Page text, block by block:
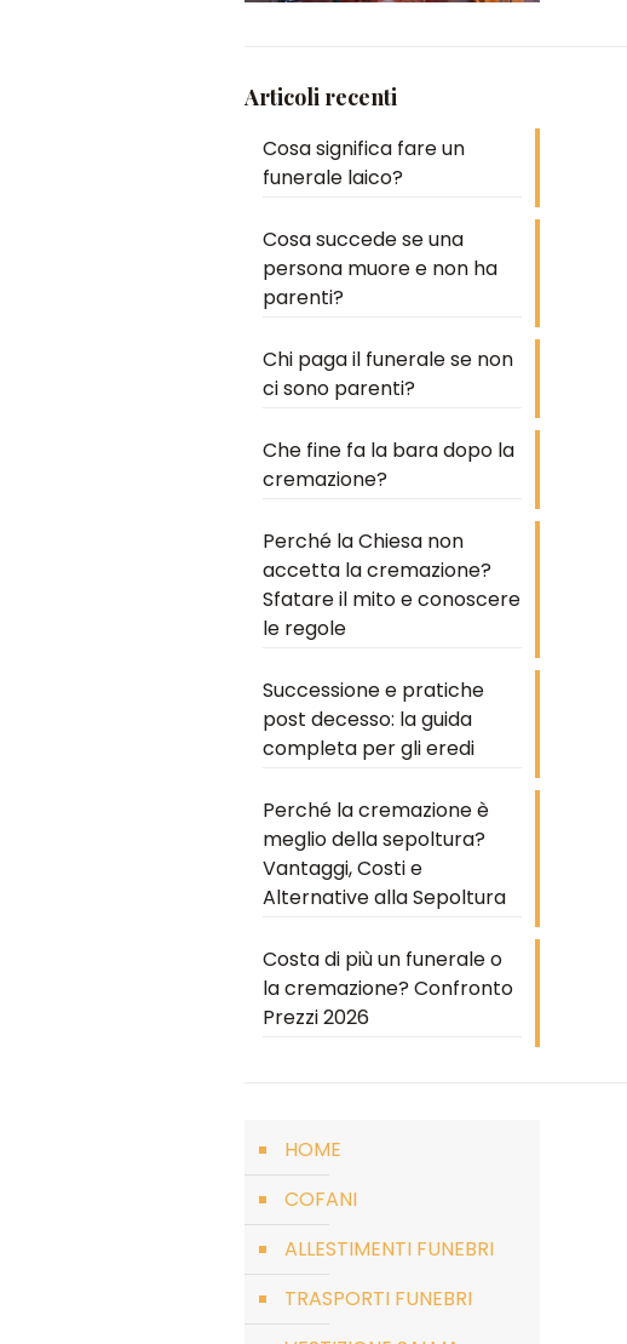
Articoli recenti
Cosa significa fare un
funerale laico?
Cosa succede se una
persona muore e non ha
parenti?
Chi paga il funerale se non
ci sono parenti?
Che fine fa la bara dopo la
cremazione?
Perché la Chiesa non
accetta la cremazione?
Sfatare il mito e conoscere
le regole
Successione e pratiche
post decesso: la guida
completa per gli eredi
Perché la cremazione è
meglio della sepoltura?
Vantaggi, Costi e
Alternative alla Sepoltura
Costa di più un funerale o
la cremazione? Confronto
Prezzi 2026
HOME
COFANI
ALLESTIMENTI FUNEBRI
TRASPORTI FUNEBRI